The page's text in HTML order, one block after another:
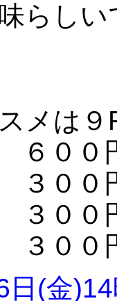
らし
メは９
００
００
００
００
日(金